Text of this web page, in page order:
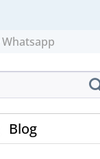
Whatsapp
Blog